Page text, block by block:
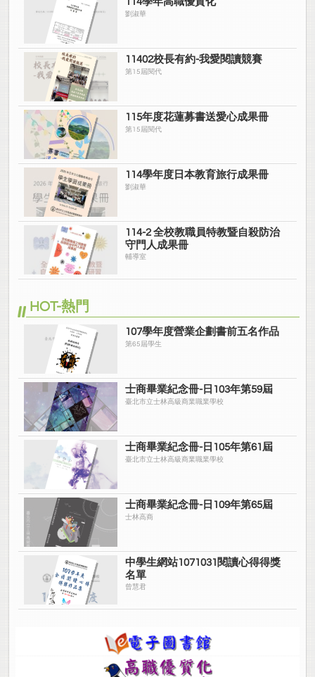
劉淑華
11402校長有約-我愛閱讀競賽
第15屆閱代
115年度花蓮募書送愛心成果冊
第15屆閱代
114學年度日本教育旅行成果冊
劉淑華
114-2 全校教職員特教暨自殺防治
守門人成果冊
輔導室
HOT-熱門
107學年度營業企劃書前五名作品
第65屆學生
士商畢業紀念冊-日103年第59屆
臺北市立士林高級商業職業學校
士商畢業紀念冊-日105年第61屆
臺北市立士林高級商業職業學校
士商畢業紀念冊-日109年第65屆
士林高商
中學生網站1071031閱讀心得得獎
名單
曾慧君